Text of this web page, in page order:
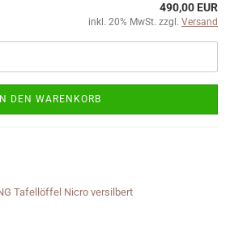
490,00 EUR
inkl. 20% MwSt. zzgl. Versand
IN DEN WARENKORB